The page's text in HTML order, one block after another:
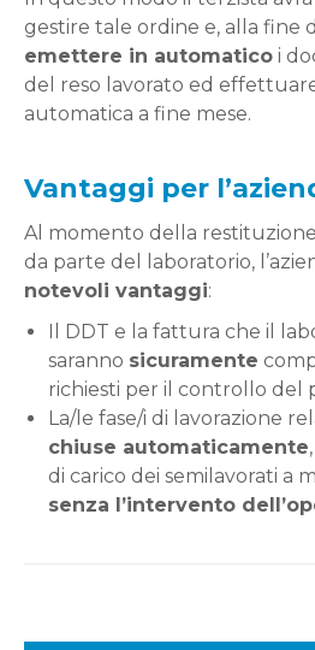
gestire tale ordine e, alla fine
emettere in automatico i
del reso lavorato ed
automatica a fine mese.
Vantaggi per
Al momento della
da parte del laboratorio,
notevoli vantaggi:
Il DDT e la fattura che il
saranno sicuramente
richiesti per il controllo del
La/le fase/i di lavorazione
chiuse automaticamente
di carico dei semilavorati a
senza l’intervento